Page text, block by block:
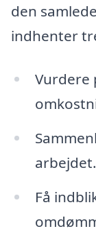
den
indhenter
Vurdere
arbejdet.
Få